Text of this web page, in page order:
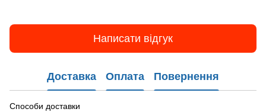
Написати відгук
Доставка Оплата Повернення
Способи доставки